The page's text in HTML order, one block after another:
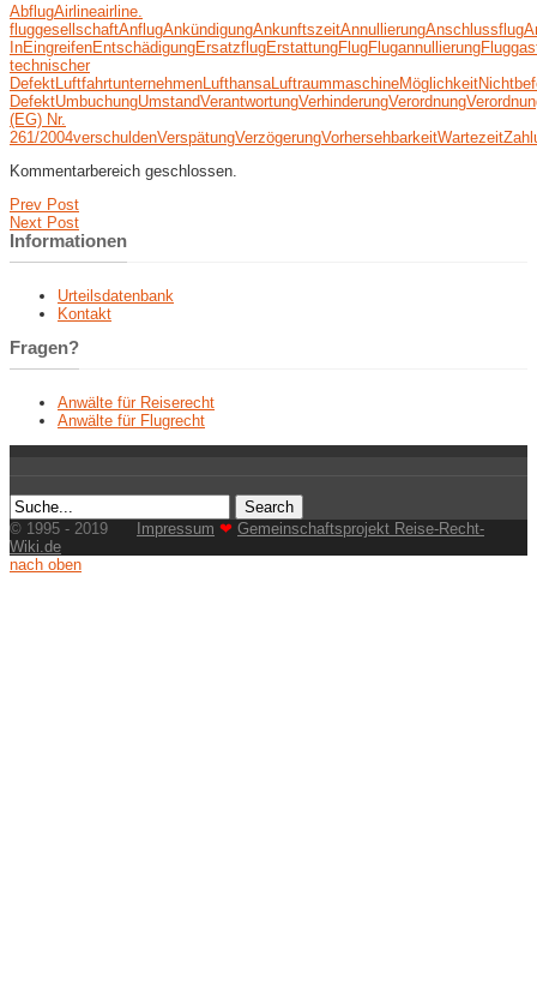
AbflugAirlineairline.
fluggesellschaftAnflugAnkündigungAnkunftszeitAnnullierungAnschlussflug
InEingreifenEntschädigungErsatzflugErstattungFlugFlugannullierung
technischer
DefektLuftfahrtunternehmenLufthansaLuftraummaschineMöglichkeit
DefektUmbuchungUmstandVerantwortungVerhinderungVerordnung
(EG) Nr.
261/2004verschuldenVerspätungVerzögerungVorhersehbarkeitWartezeit
Kommentarbereich geschlossen.
Prev Post
Next Post
Informationen
Urteilsdatenbank
Kontakt
Fragen?
Anwälte für Reiserecht
Anwälte für Flugrecht
© 1995 - 2019 Impressum ❤ Gemeinschaftsprojekt Reise-Recht-
Wiki.de
nach oben